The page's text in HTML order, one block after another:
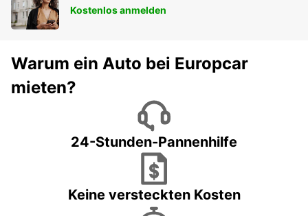
Kostenlos anmelden
Warum ein Auto bei Europcar
mieten?
24-Stunden-Pannenhilfe
Keine versteckten Kosten